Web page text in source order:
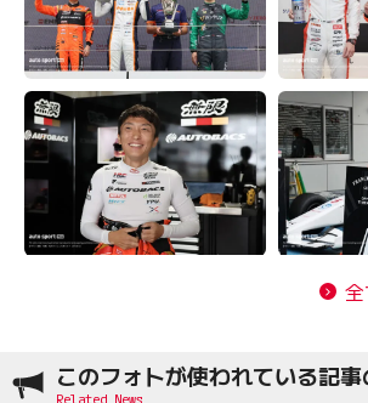
このフォトが使われている記